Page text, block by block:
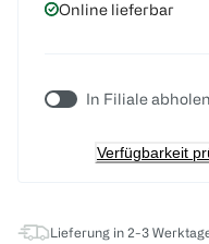
Online lieferbar
In Filiale abholen
Verfügbarkeit
Lieferung in 2-3